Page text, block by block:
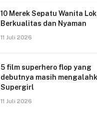
10 Merek Sepatu Wanita
Berkualitas dan Nyaman
11 Juli 2026
5 film superhero flop yang
debutnya masih
Supergirl
11 Juli 2026